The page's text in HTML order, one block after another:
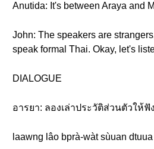
Anutida: It's between Araya and
John: The speakers are
speak formal Thai. Okay, let's
DIALOGUE
อารยา: ลองเล่าประวัติส่วนตัวให้ฟั
laawng lâo bprà-wàt sùuan